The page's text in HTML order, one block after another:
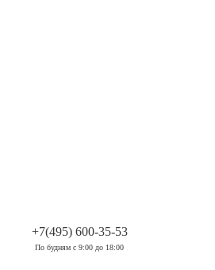
+7(495) 600-35-53
По будням с 9:00 до 18:00